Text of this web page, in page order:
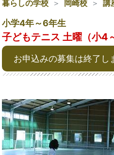
暮らしの学校 岡崎校 講
小学4年～6年生
子どもテニス 土曜（小4
お申込みの募集は終了し